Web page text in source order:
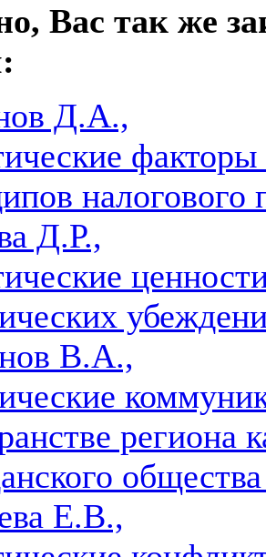
Вас так же
Д.А.,
налогового
Д.Р.,
В.А.,
региона
Е.В.,